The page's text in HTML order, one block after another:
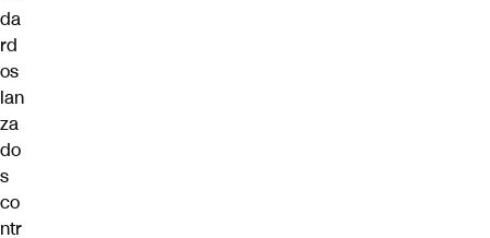
da
rd
os
lan
za
do
s
co
ntr